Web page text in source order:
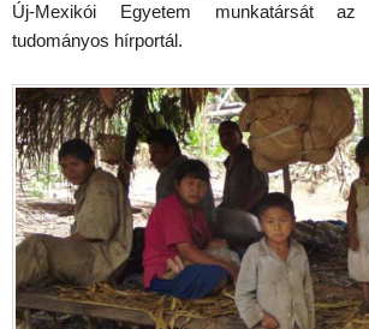
Új-Mexikói Egyetem munkatársát
tudományos hírportál.